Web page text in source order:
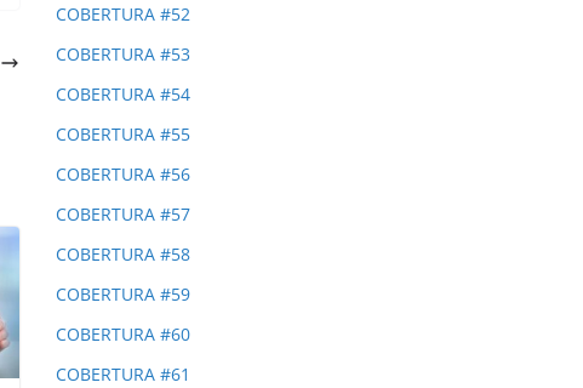
COBERTURA #52
COBERTURA #53
COBERTURA #54
COBERTURA #55
COBERTURA #56
COBERTURA #57
COBERTURA #58
COBERTURA #59
COBERTURA #60
COBERTURA #61